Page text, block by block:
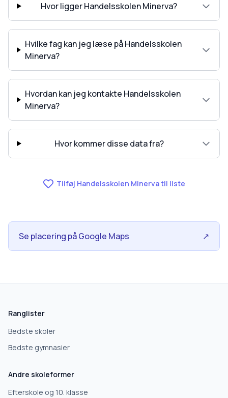
Hvor ligger Handelsskolen Minerva?
Hvilke fag kan jeg læse på Handelsskolen
Minerva?
Hvordan kan jeg kontakte Handelsskolen
Minerva?
Hvor kommer disse data fra?
Tilføj Handelsskolen Minerva til liste
Se placering på Google Maps ↗
Ranglister
Bedste skoler
Bedste gymnasier
Andre skoleformer
Efterskole og 10. klasse